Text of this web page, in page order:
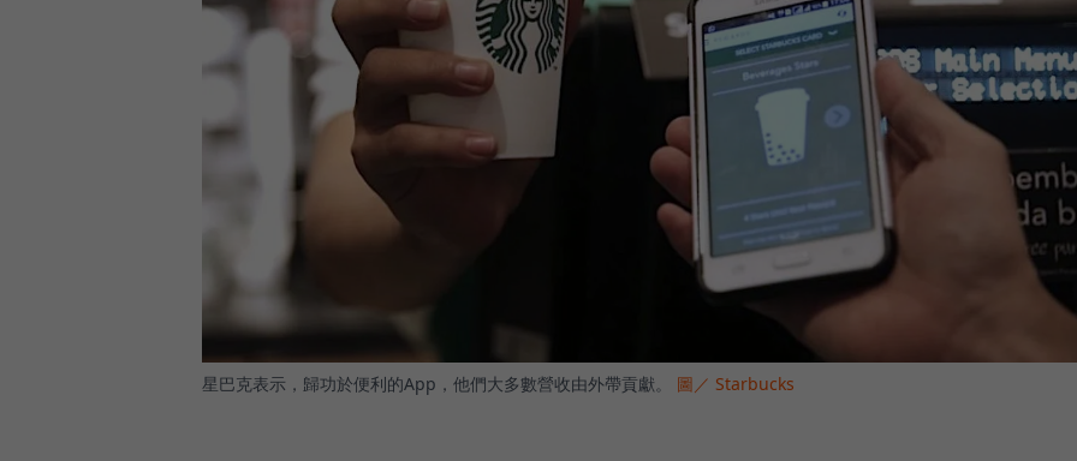
星巴克表示，歸功於便利的App，他們大多數營收由外帶貢獻。 圖／ Starbucks